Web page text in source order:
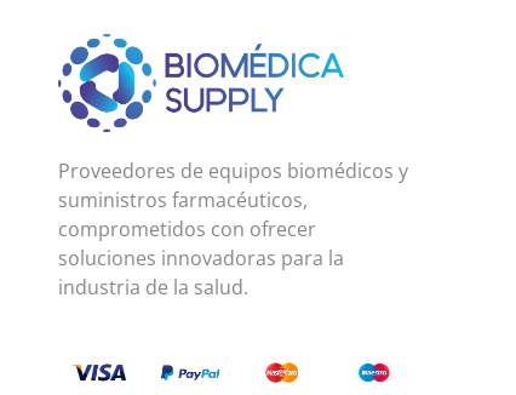
Proveedores de equipos biomédicos y
suministros farmacéuticos,
comprometidos con ofrecer
soluciones innovadoras para la
industria de la salud.